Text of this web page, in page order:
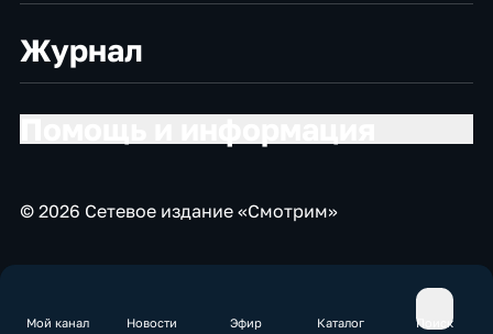
Мой канал Новости Эфир Каталог Поиск
Журнал
© 2026 Сетевое издание «Смотрим»